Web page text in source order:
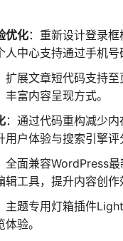
优化：重新设计登录
人中心支持通过手机
扩展文章短代码支持
富内容呈现方式。
：通过代码重构减少
户体验与搜索引擎评
全面兼容WordPress
工具，提升内容创作
主题专用灯箱插件
验。